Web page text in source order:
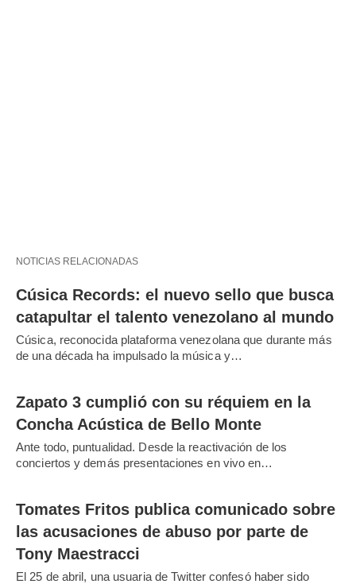
NOTICIAS RELACIONADAS
Cúsica Records: el nuevo sello que busca
catapultar el talento venezolano al mundo
Cúsica, reconocida plataforma venezolana que durante más
de una década ha impulsado la música y…
Zapato 3 cumplió con su réquiem en la
Concha Acústica de Bello Monte
Ante todo, puntualidad. Desde la reactivación de los
conciertos y demás presentaciones en vivo en…
Tomates Fritos publica comunicado sobre
las acusaciones de abuso por parte de
Tony Maestracci
El 25 de abril, una usuaria de Twitter confesó haber sido